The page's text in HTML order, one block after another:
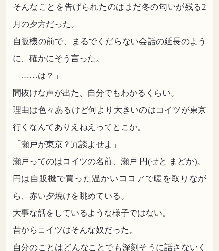
そんなことを告げられたのはまだ冬の匂いが残る2
月の夕方だった。
自販機の前で、まるでくだらない会話の延長のよう
に、確かにそう言った。
「……は？」
間抜けな声が出た、自分でもわかるくらい。
理由は色々あるけど何より大きいのはコイツが東京
行くなんてありえねえってとこか。
「瀬戸が東京？冗談よせよ」
瀬戸ってのはコイツの名前、瀬戸 円(せと まどか)。
円は自販機で買った温かいココアで暖を取りなが
ら、赤い夕焼けを眺めている。
大事な話をしているような様子ではない。
昔からコイツはそんな奴だった。
自分のことはどんなことでも深刻そうに話さないく